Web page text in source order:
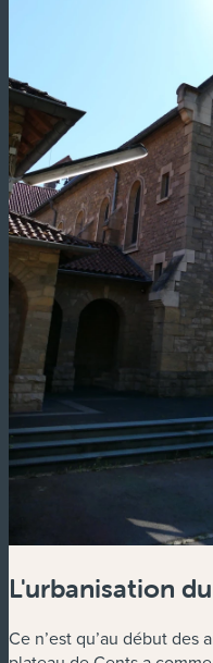
L'urbanisation
Ce n’est qu’au début des